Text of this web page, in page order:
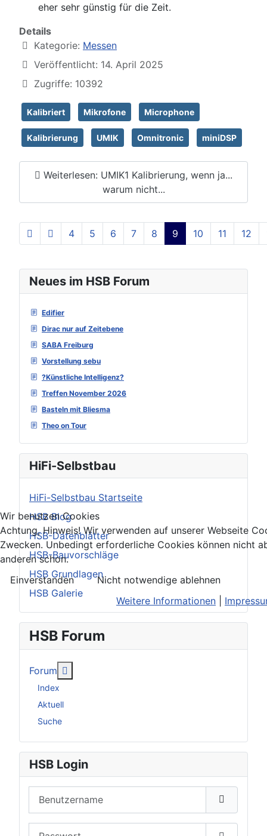
Neues im HSB Forum
Edifier
Dirac nur auf Zeitebene
SABA Freiburg
Vorstellung sebu
?Künstliche Intelligenz?
Treffen November 2026
Basteln mit Bliesma
Theo on Tour
HiFi-Selbstbau
HiFi-Selbstbau Startseite
HSB Blog
HSB-Datenblätter
HSB-Bauvorschläge
HSB Grundlagen
HSB Galerie
HSB Forum
Forum
Index
Aktuell
Suche
HSB Login
eher sehr günstig für die Zeit.
Details
Kategorie: Messen
Veröffentlicht: 14. April 2025
Zugriffe: 10392
Kalibriert Mikrofone Microphone
Kalibrierung UMIK Omnitronic miniDSP
Weiterlesen: UMIK1 Kalibrierung, wenn ja...
warum nicht...
Seite 9 von 129
4 5 6 7 8 9 10 11 12
Wir benutzen Cookies
Achtung, Hinweis! Wir verwenden auf unserer Webseite
Zwecken. Unbedingt erforderliche Cookies können nicht
anderen schon.
Einverstanden
Nicht notwendige ablehnen
Weitere Informationen